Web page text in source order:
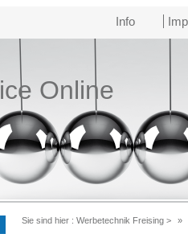
Info
Online
Sie sind hier : Werbetechnik Freising >